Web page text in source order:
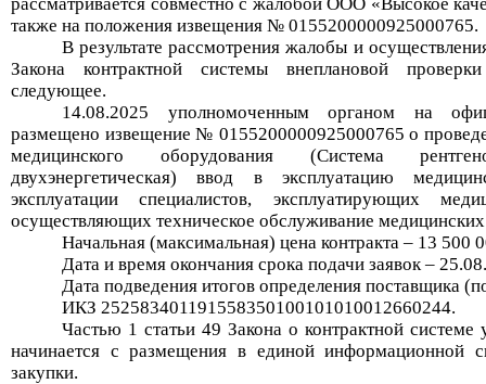
также на положения извещения № 0155200000925000765.
В результате рассмотрения жалобы и
Закона контрактной системы внеплановой
следующее.
14.08.2025
уполномоченныморганом на
размещено извещение № 0155200000925000765 о
медицинского оборудования (Система
двухэнергетическая) ввод в эксплуатацию
эксплуатации специалистов, эксплуатирующих
осуществляющих техническое обслуживание
Начальная (максимальная) цена контракта – 13 500
Дата и время окончания срока подачи заявок –
Дата подведения итогов определения поставщика
ИКЗ 252583401191558350100101010012660244.
Частью 1 статьи 49 Закона о контрактной системе
начинается с размещения в единой информационной
закупки.